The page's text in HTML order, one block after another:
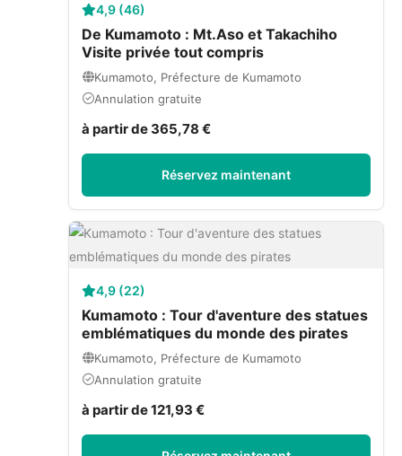
4,9 (46)
De Kumamoto : Mt.Aso et Takachiho
Visite privée tout compris
Kumamoto, Préfecture de Kumamoto
Annulation gratuite
à partir de 365,78 €
Réservez maintenant
4,9 (22)
Kumamoto : Tour d'aventure des statues
emblématiques du monde des pirates
Kumamoto, Préfecture de Kumamoto
Annulation gratuite
à partir de 121,93 €